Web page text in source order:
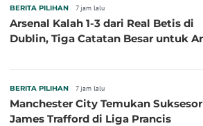
BERITA PILIHAN 7 jam lalu
Arsenal Kalah 1-3 dari Real Betis di
Dublin, Tiga Catatan Besar untuk
BERITA PILIHAN 7 jam lalu
Manchester City Temukan Suksesor
James Trafford di Liga Prancis